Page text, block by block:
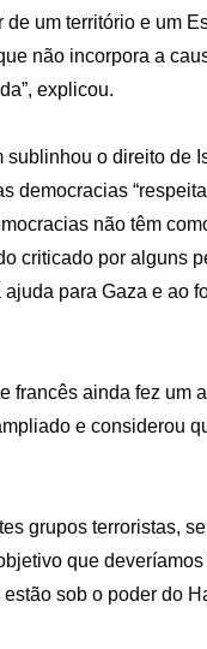
um território e um
não incorpora a
explicou.
o direito de
democracias
não têm
criticado por alguns
para Gaza e ao
francês ainda fez um
e considerou
grupos terroristas,
que
sob o poder do